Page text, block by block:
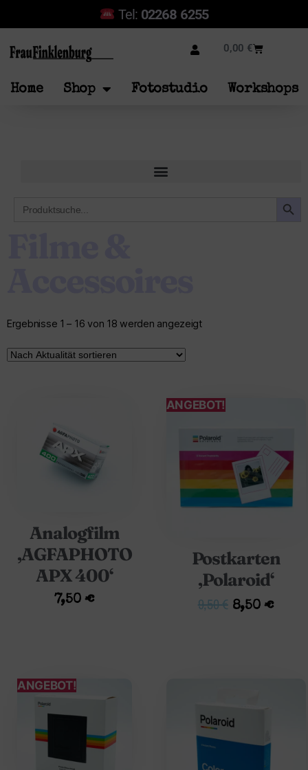
Tel: 02268 6255
0,00 €
Home Shop Fotostudio Workshops
for:
Ergebnisse 1 – 16 von 18 werden angezeigt
Analogfilm
‚AGFAPHOTO
APX 400‘
7,50€
ANGEBOT!
Postkarten
‚Polaroid‘
9,50€ 8,50€
ANGEBOT!